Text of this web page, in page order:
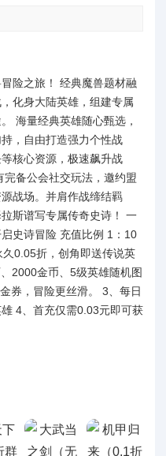
险之旅！ 经典魔兽题材融
化身大陆英雄，组建专属
海量经典英雄随心甄选，
，自由打造强力个性战
核心资源，极速飙升战
备公会社交玩法，邀约盟
战场。并肩作战缔结羁
斯谱写专属传奇史诗！ 一
史诗冒险 充值比例 1：10
0.05折，创角即送传说英
2000金币、5级英雄随机图
券，冒险更丝滑。 3、每日
4、首充仅需0.03元即可获